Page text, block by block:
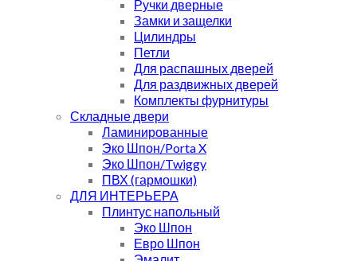
Ручки дверные
Замки и защелки
Цилиндры
Петли
Для распашных дверей
Для раздвижных дверей
Комплекты фурнитуры
Складные двери
Ламинированные
Эко Шпон/Porta X
Эко Шпон/Twiggy
ПВХ (гармошки)
ДЛЯ ИНТЕРЬЕРА
Плинтус напольный
Эко Шпон
Евро Шпон